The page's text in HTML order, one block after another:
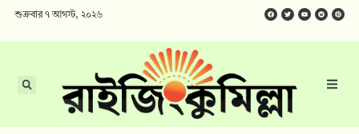
শুক্রবার ৭ আগস্ট, ২০২৬